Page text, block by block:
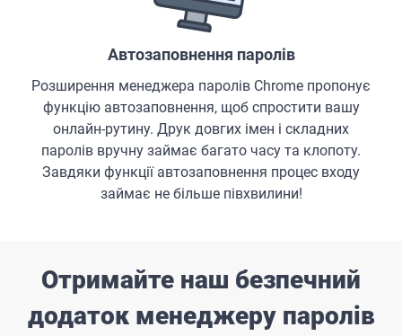
Автозаповнення паролів
Розширення менеджера паролів Chrome пропонує
функцію автозаповнення, щоб спростити вашу
онлайн-рутину. Друк довгих імен і складних
паролів вручну займає багато часу та клопоту.
Завдяки функції автозаповнення процес входу
займає не більше півхвилини!
Отримайте наш безпечний
додаток менеджеру паролів